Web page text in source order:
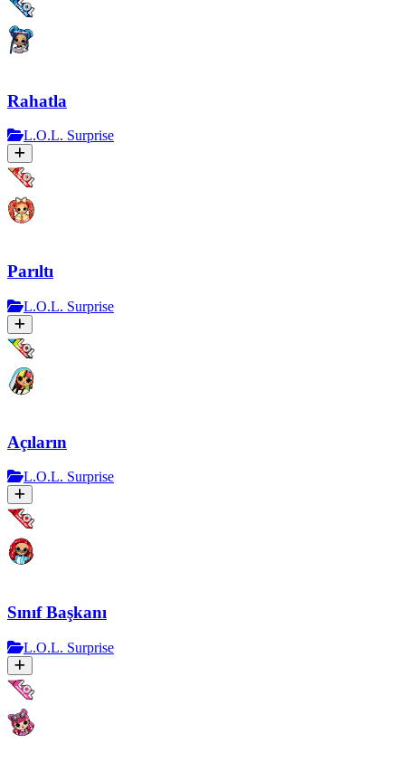
Rahatla
L.O.L. Surprise
Parıltı
L.O.L. Surprise
Açıların
L.O.L. Surprise
Sınıf Başkanı
L.O.L. Surprise